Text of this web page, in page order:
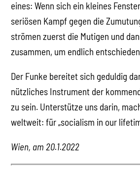
eines: Wenn sich ein kleines
seriösen Kampf gegen die
strömen zuerst die Mutigen und
zusammen, um endlich
Der Funke bereitet sich geduldig
nützliches Instrument der
zu sein. Unterstütze uns darin,
weltweit: für „socialism in our
Wien, am 20.1.2022